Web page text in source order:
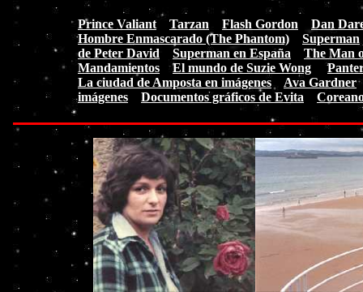
Prince Valiant Tarzan Flash Gordon
Dan
Hombre Enmascarado (The Phantom)
Superman
de Peter David
Superman en España
The Man
Mandamientos
El mundo de Suzie Wong
La ciudad de Amposta en imágenes
Ava Gardner
imágenes
Documentos gráficos de Evita